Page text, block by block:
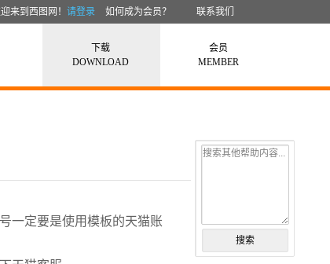
搜索其他帮助内容...
搜索
来到西图网！ 请登录 如何成为会员？ 联系我们
下载
DOWNLOAD
会员
MEMBER
一定要是使用模板的天猫账